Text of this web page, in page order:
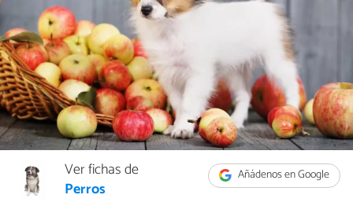
Añádenos en Google
Ver fichas de
Perros